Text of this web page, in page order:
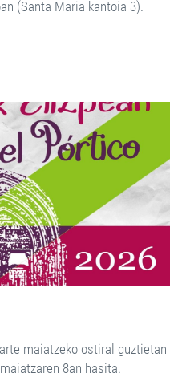
(Santa Maria kantoia 3).
maiatzeko ostiral guztietan
8an hasita.